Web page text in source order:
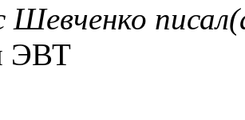
Шевченко
ЭВТ